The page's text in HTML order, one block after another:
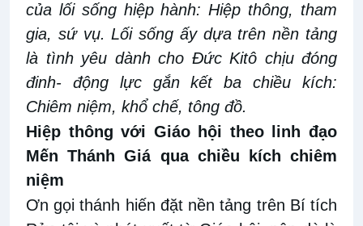
của lối sống hiệp hành: Hiệp thông, tham
gia, sứ vụ. Lối sống ấy dựa trên nền tảng
là tình yêu dành cho Đức Kitô chịu đóng
đinh- động lực gắn kết ba chiều kích:
Chiêm niệm, khổ chế, tông đồ.
Hiệp thông với Giáo hội theo linh đạo
Mến Thánh Giá qua chiều kích chiêm
niệm
Ơn gọi thánh hiến đặt nền tảng trên Bí tích